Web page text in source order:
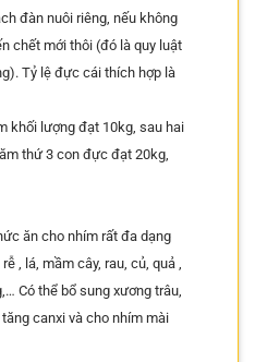
đàn nuôi riêng, nếu không
chết mới thôi (đó là quy luật
Tỷ lệ đực cái thích hợp là
khối lượng đạt 10kg, sau hai
thứ 3 con đực đạt 20kg,
ăn cho nhím rất đa dạng
, lá, mầm cây, rau, củ, quả ,
Có thể bổ sung xương trâu,
canxi và cho nhím mài